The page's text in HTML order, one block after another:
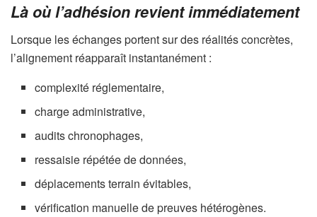
Là où l’adhésion revient immédiatement
Lorsque les échanges portent sur des réalités concrètes,
l’alignement réapparaît instantanément :
complexité réglementaire,
charge administrative,
audits chronophages,
ressaisie répétée de données,
déplacements terrain évitables,
vérification manuelle de preuves hétérogènes.